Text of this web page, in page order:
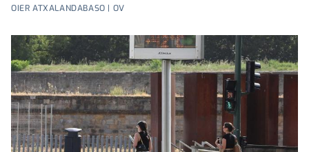
OIER ATXALANDABASO | OV